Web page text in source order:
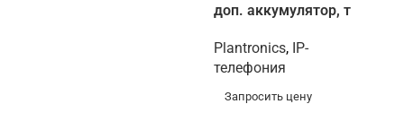
доп. аккумулятор, т
Plantronics, IP-
телефония
Запросить цену